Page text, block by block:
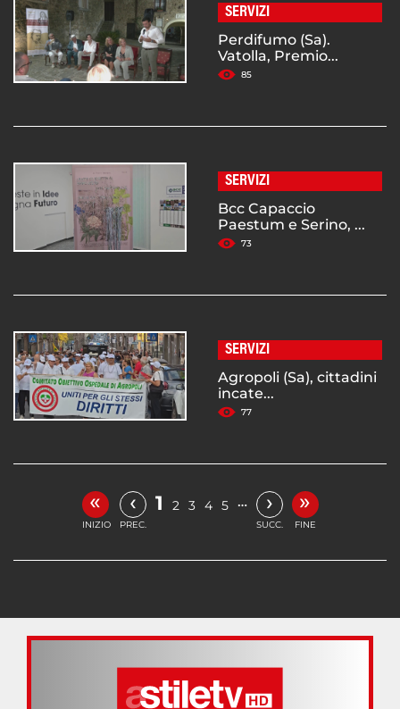
SERVIZI
Perdifumo (Sa).
Vatolla, Premio...
85
SERVIZI
Bcc Capaccio
Paestum e Serino, ...
73
SERVIZI
Agropoli (Sa), cittadini
incate...
77
«
INIZIO
‹
PREC.
1 2 3 4 5 … ›
SUCC.
»
FINE